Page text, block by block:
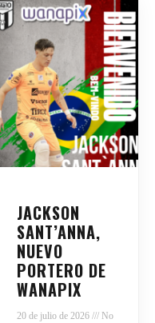
JACKSON
SANT’ANNA,
NUEVO
PORTERO DE
WANAPIX
20 de julio de 2026
No